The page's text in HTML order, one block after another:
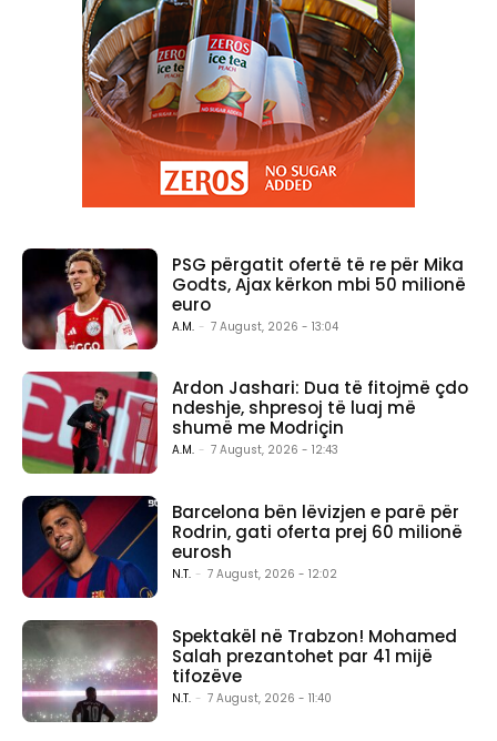
PSG përgatit ofertë të re për Mika
Godts, Ajax kërkon mbi 50 milionë
euro
A.M. - 7 August, 2026 - 13:04
Ardon Jashari: Dua të fitojmë çdo
ndeshje, shpresoj të luaj më
shumë me Modriçin
A.M. - 7 August, 2026 - 12:43
Barcelona bën lëvizjen e parë për
Rodrin, gati oferta prej 60 milionë
eurosh
N.T. - 7 August, 2026 - 12:02
Spektakël në Trabzon! Mohamed
Salah prezantohet par 41 mijë
tifozëve
N.T. - 7 August, 2026 - 11:40